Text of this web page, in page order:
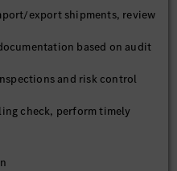
export shipments, review
based on audit
and risk control
check, perform timely